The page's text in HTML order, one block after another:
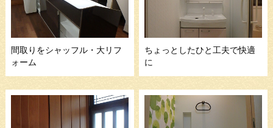
間取りをシャッフル・大リフ
ォーム
ちょっとしたひと工夫で快適
に